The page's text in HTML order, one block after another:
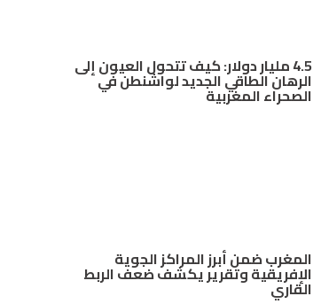
4.5 مليار دولار: كيف تتحول العيون إلى
الرهان الطاقي الجديد لواشنطن في
الصحراء المغربية
المغرب ضمن أبرز المراكز الجوية
الإفريقية وتقرير يكشف ضعف الربط
القاري